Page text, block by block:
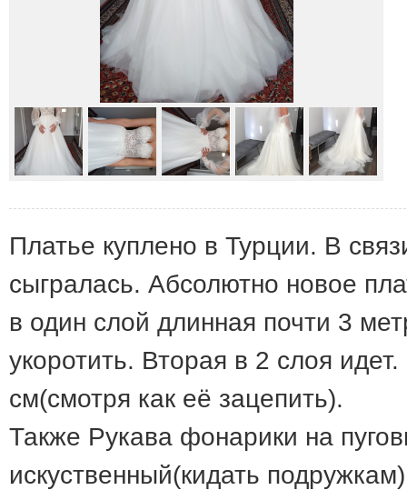
Платье куплено в Турции. В
сыгралась. Абсолютно новое
в один слой длинная почти 3
укоротить. Вторая в 2 слоя
см(смотря как её зацепить).
Также Рукава фонарики на
искуственный(кидать